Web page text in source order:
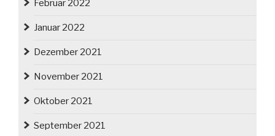
Februar 2022
Januar 2022
Dezember 2021
November 2021
Oktober 2021
September 2021